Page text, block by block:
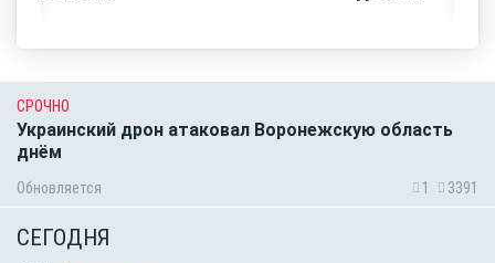
СРОЧНО
Украинский дрон атаковал Воронежскую область
днём
Обновляется 1 3391
СЕГОДНЯ